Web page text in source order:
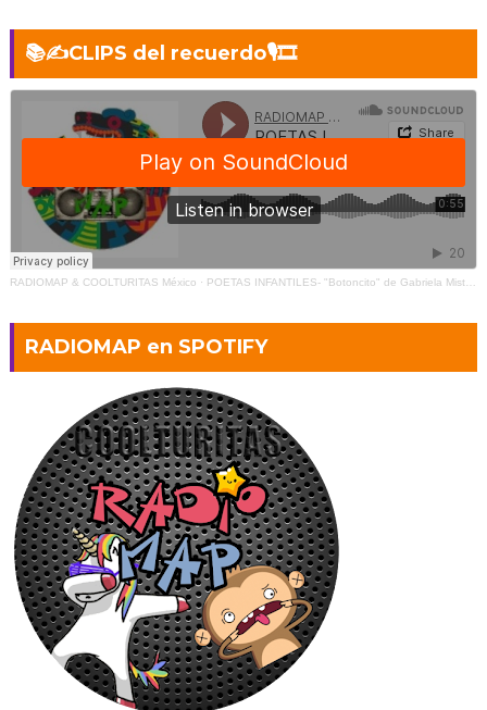
📚✍️CLIPS del recuerdo🎙️🎞
RADIOMAP & COOLTURITAS México · POETAS INFANTILES- "Botoncito" de Gabriela Mistral (2)
RADIOMAP en SPOTIFY